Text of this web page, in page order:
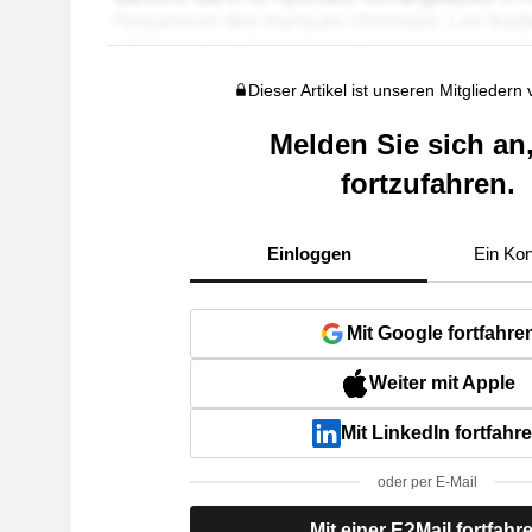
Dieser Artikel ist unseren Mitgliedern
Melden Sie sich
fortzufahren.
Einloggen Ein
Mit Google
Weiter mit Apple
Mit LinkedIn
oder per E-Mail